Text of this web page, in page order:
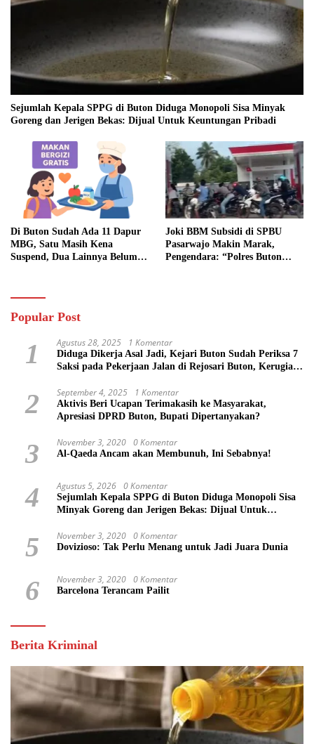
Sejumlah Kepala SPPG di Buton Diduga Monopoli Sisa Minyak
Goreng dan Jerigen Bekas: Dijual Untuk Keuntungan Pribadi
Di Buton Sudah Ada 11 Dapur
MBG, Satu Masih Kena
Suspend, Dua Lainnya Belum
Joki BBM Subsidi di SPBU
Pasarwajo Makin Marak,
Pengendara: “Polres Buton
Popular Post
1 Agustus 28, 2025 1 Komentar
Diduga Dikerja Asal Jadi, Kejari Buton Sudah Periksa 7
Saksi pada Pekerjaan Jalan di Rejosari Buton, Kerugian
2 September 4, 2025 1 Komentar
Aktivis Beri Ucapan Terimakasih ke Masyarakat,
Apresiasi DPRD Buton, Bupati Dipertanyakan?
3 November 3, 2020 0 Komentar
Al-Qaeda Ancam akan Membunuh, Ini Sebabnya!
4 Agustus 5, 2026 0 Komentar
Sejumlah Kepala SPPG di Buton Diduga Monopoli Sisa
Minyak Goreng dan Jerigen Bekas: Dijual Untuk
5 November 3, 2020 0 Komentar
Dovizioso: Tak Perlu Menang untuk Jadi Juara Dunia
6 November 3, 2020 0 Komentar
Barcelona Terancam Pailit
Berita Kriminal